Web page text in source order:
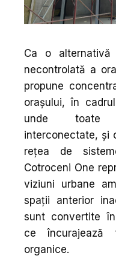
Ca o alternativă
necontrolată a
propune
orașului, în
unde toate
interconectate, și
rețea de
Cotroceni One
viziuni urbane
spații anterior
sunt convertite
ce încurajează
organice.